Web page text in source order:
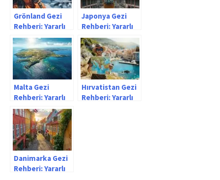
Grönland Gezi
Rehberi: Yararlı
bilgiler
Japonya Gezi
Rehberi: Yararlı
bilgiler
Malta Gezi
Rehberi: Yararlı
bilgiler
Hırvatistan Gezi
Rehberi: Yararlı
Danimarka Gezi
Rehberi: Yararlı